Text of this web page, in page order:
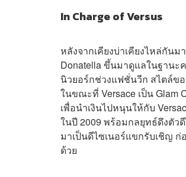
In Charge of Versus
หลังจากเคียงบ่าเคียงไหล่กัน
Donatella ขึ้นมาดูแลในฐานะ
นิวยอร์กช่วงแฟชั่นวีก สไตล์ข
ในขณะที่ Versace เป็น Glam
เพื่อนำเงินไปหนุนให้กับ
ในปี 2009 พร้อมกลยุทธ์ดึงตัวดี
มาเป็นดีไซเนอร์แขกรับเชิญ ก่
ด้วย